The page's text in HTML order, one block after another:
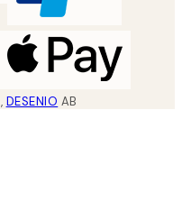
, DESENIO AB